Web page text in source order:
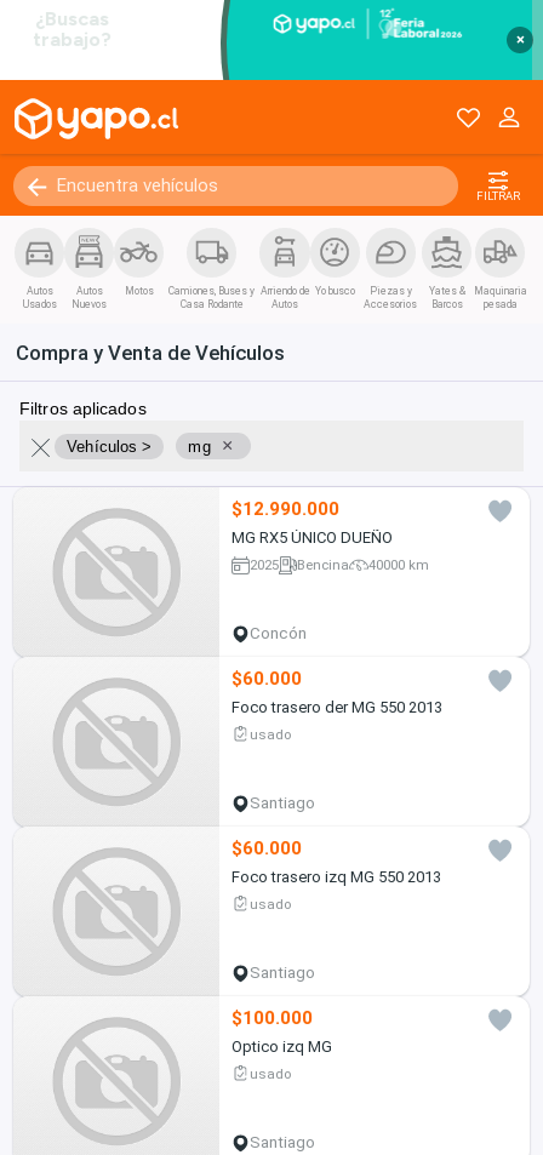
×
FILTRAR
Autos
Usados
Autos
Nuevos
Motos
Camiones, Buses y
Casa Rodante
Arriendo de
Autos
Yo busco
Piezas y
Accesorios
Yates &
Barcos
Maquinaria
pesada
Compra y Venta de Vehículos
Filtros aplicados
Vehículos > mg ×
$12.990.000
MG RX5 ÚNICO DUEÑO
2025 Bencina 40000 km
Concón
$60.000
Foco trasero der MG 550 2013
usado
Santiago
$60.000
Foco trasero izq MG 550 2013
usado
Santiago
$100.000
Optico izq MG
usado
Santiago